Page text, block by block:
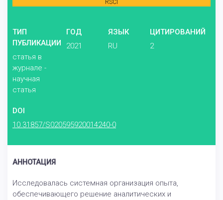
RSCI
ТИП
ПУБЛИКАЦИИ
статья в
журнале -
научная
статья
ГОД
2021
ЯЗЫК
RU
ЦИТИРОВАНИЙ
2
DOI
10.31857/S020595920014240-0
АННОТАЦИЯ
Исследовалась системная организация опыта,
обеспечивающего решение аналитических и